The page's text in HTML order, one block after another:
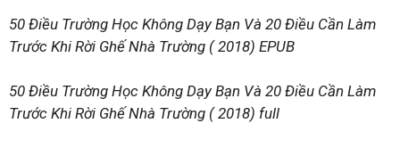
50 Điều Trường Học Không Dạy Bạn Và 20 Điều Cần Làm
Trước Khi Rời Ghế Nhà Trường ( 2018) EPUB
50 Điều Trường Học Không Dạy Bạn Và 20 Điều Cần Làm
Trước Khi Rời Ghế Nhà Trường ( 2018) full